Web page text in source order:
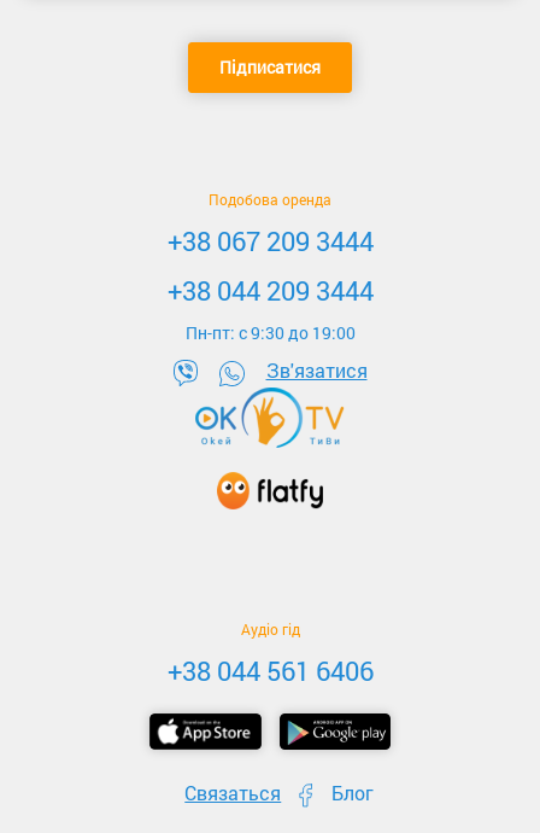
Підписатися
Подобова оренда
+38 067 209 3444
+38 044 209 3444
Пн-пт: c 9:30 до 19:00
Зв'язатися
Аудіо гід
+38 044 561 6406
Связаться Блог